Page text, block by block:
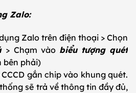
Zalo:
Zalo trên điện thoại > Chọn
> Chạm vào biểu tượng quét
bên phải)
gắn chip vào khung quét.
sẽ trả về thông tin đầy đủ,